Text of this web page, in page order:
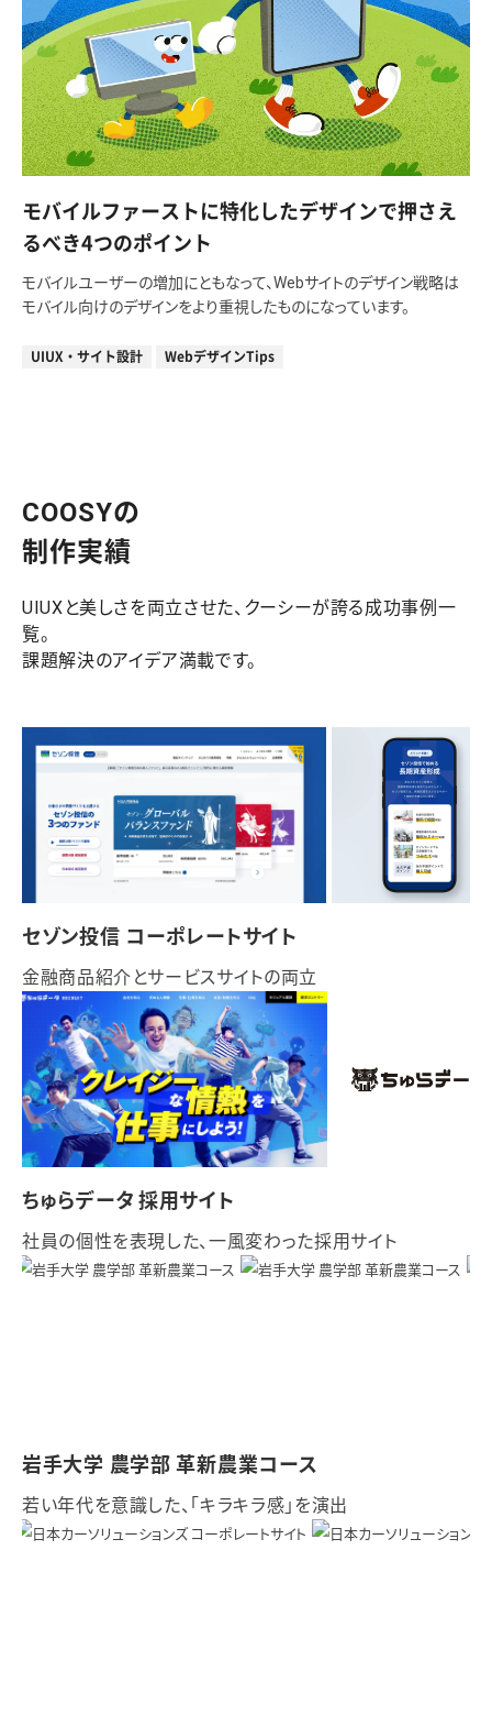
モバイルファーストに特化したデザインで押さえ
るべき4つのポイント
モバイルユーザーの増加にともなって、Webサイトのデザイン戦略は
モバイル向けのデザインをより重視したものになっています。
UIUX・サイト設計 WebデザインTips
COOSYの
制作実績
UIUXと美しさを両立させた、クーシーが誇る成功事例一
覧。
課題解決のアイデア満載です。
セゾン投信 コーポレートサイト
金融商品紹介とサービスサイトの両立
ちゅらデータ 採用サイト
社員の個性を表現した、一風変わった採用サイト
岩手大学 農学部 革新農業コース
若い年代を意識した、「キラキラ感」を演出